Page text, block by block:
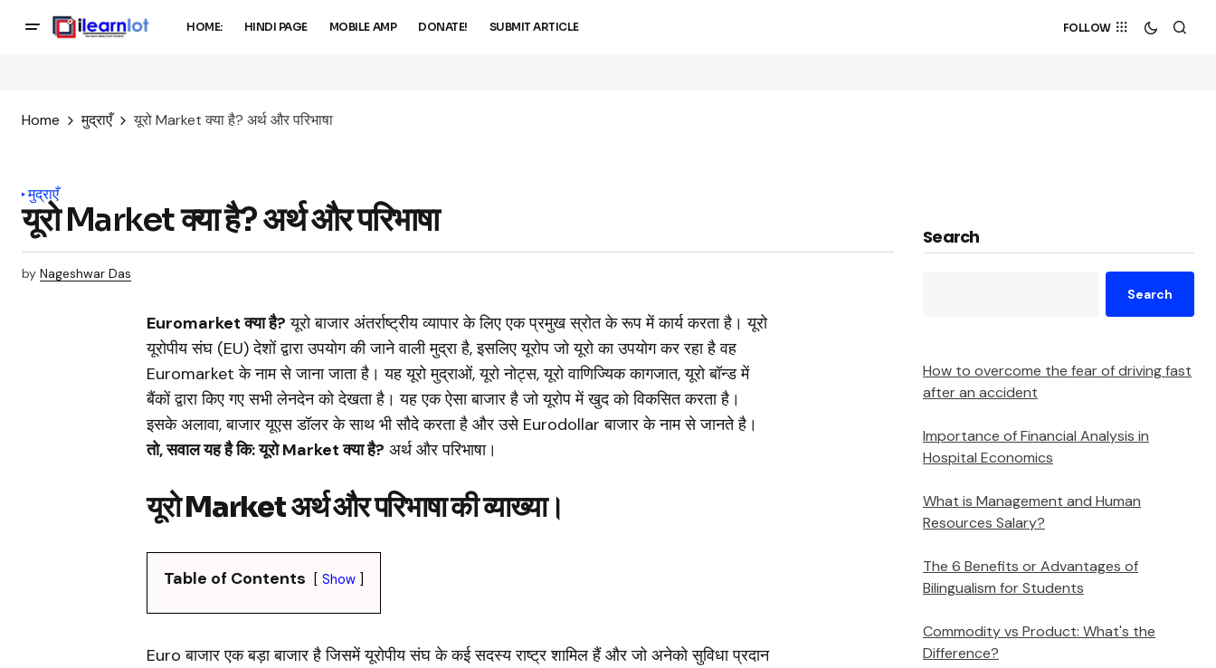
HOME: HINDI PAGE MOBILE AMP DONATE! SUBMIT ARTICLE FOLLOW
Home मुद्राएँ यूरो Market क्या है? अर्थ और परिभाषा
मुद्राएँ
यूरो Market क्या है? अर्थ और परिभाषा
by Nageshwar Das
Euromarket क्या है? यूरो बाजार अंतर्राष्ट्रीय व्यापार के लिए एक प्रमुख स्रोत के रूप में कार्य करता है। यूरो
यूरोपीय संघ (EU) देशों द्वारा उपयोग की जाने वाली मुद्रा है, इसलिए यूरोप जो यूरो का उपयोग कर रहा है वह
Euromarket के नाम से जाना जाता है। यह यूरो मुद्राओं, यूरो नोट्स, यूरो वाणिज्यिक कागजात, यूरो बॉन्ड में
बैंकों द्वारा किए गए सभी लेनदेन को देखता है। यह एक ऐसा बाजार है जो यूरोप में खुद को विकसित करता है।
इसके अलावा, बाजार यूएस डॉलर के साथ भी सौदे करता है और उसे Eurodollar बाजार के नाम से जानते है।
तो, सवाल यह है कि: यूरो Market क्या है? अर्थ और परिभाषा।
यूरो Market अर्थ और परिभाषा की व्याख्या।
Table of Contents Show
Euro बाजार एक बड़ा बाजार है जिसमें यूरोपीय संघ के कई सदस्य राष्ट्र शामिल हैं और जो अनेको सुविधा प्रदान
Search
Search
How to overcome the fear of driving fast
after an accident
Importance of Financial Analysis in
Hospital Economics
What is Management and Human
Resources Salary?
The 6 Benefits or Advantages of
Bilingualism for Students
Commodity vs Product: What's the
Difference?